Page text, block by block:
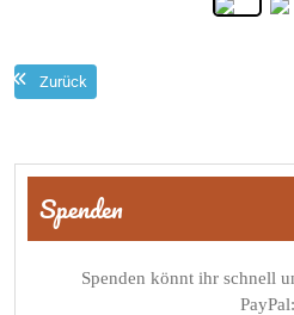
Zurück
Beitragsnavigation
Spenden
Spenden könnt ihr schnell
PayPal: